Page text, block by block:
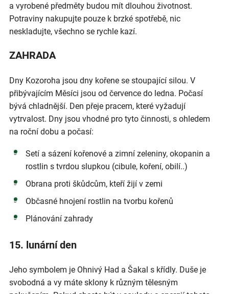
a vyrobené předměty budou mít dlouhou životnost.
Potraviny nakupujte pouze k brzké spotřebě, nic
neskladujte, všechno se rychle kazí.
ZAHRADA
Dny Kozoroha jsou dny kořene se stoupající silou. V
přibývajícím Měsíci jsou od července do ledna. Počasí
bývá chladnější. Den přeje pracem, které vyžadují
vytrvalost. Dny jsou vhodné pro tyto činnosti, s ohledem
na roční dobu a počasí:
Setí a sázení kořenové a zimní zeleniny, okopanin a
rostlin s tvrdou slupkou (cibule, koření, obilí..)
Obrana proti škůdcům, kteří žijí v zemi
Občasné hnojení rostlin na tvorbu kořenů
Plánování zahrady
15. lunární den
Jeho symbolem je Ohnivý Had a Šakal s křídly. Duše je
svobodná a vy máte sklony k různým tělesným